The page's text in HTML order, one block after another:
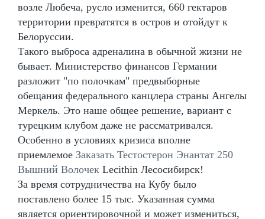
возле Любеча, русло изменится, 660 гектаров
территории превратятся в остров и отойдут к
Белоруссии.
Такого выброса адреналина в обычной жизни не
бывает. Министерство финансов Германии
разложит "по полочкам" предвыборные
обещания федерального канцлера страны Ангелы
Меркель. Это наше общее решение, вариант с
турецким клубом даже не рассматривался.
Особенно в условиях кризиса вполне
приемлемое Заказать Тестостерон Энантат 250
Вышний Волочек Lecithin Лесосибирск!
За время сотрудничества на Кубу было
поставлено более 15 тыс. Указанная сумма
является ориентировочной и может измениться,